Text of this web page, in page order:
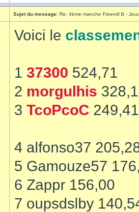
Sujet du message: Re: 4ème manche Freeroll B -
Voici le
1 37300 524,71
2 morgulhis
3 TcoPcoC 249,41
4 alfonso37
5 Gamouze57
6 Zappr 156,00
7 oupsdslby